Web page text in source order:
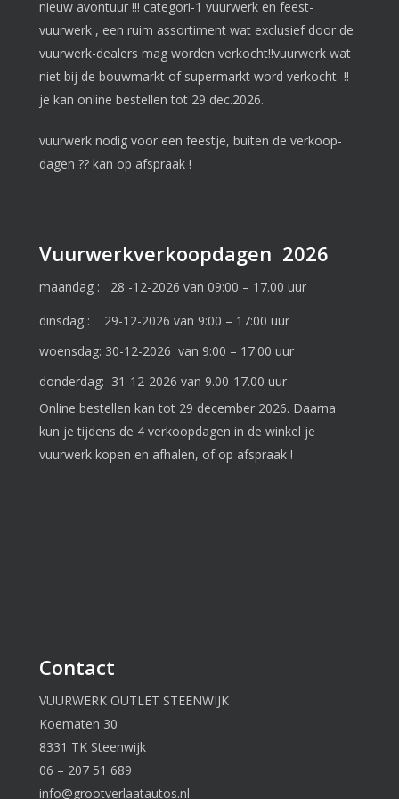
nieuw avontuur !!! categori-1 vuurwerk en feest-
vuurwerk , een ruim assortiment wat exclusief door de
vuurwerk-dealers mag worden verkocht!!vuurwerk wat
niet bij de bouwmarkt of supermarkt word verkocht !!
je kan online bestellen tot 29 dec.2026.
vuurwerk nodig voor een feestje, buiten de verkoop-
dagen ?? kan op afspraak !
Vuurwerkverkoopdagen 2026
maandag : 28 -12-2026 van 09:00 – 17.00 uur
dinsdag : 29-12-2026 van 9:00 – 17:00 uur
woensdag: 30-12-2026 van 9:00 – 17:00 uur
donderdag: 31-12-2026 van 9.00-17.00 uur
Online bestellen kan tot 29 december 2026. Daarna
kun je tijdens de 4 verkoopdagen in de winkel je
vuurwerk kopen en afhalen, of op afspraak !
Contact
VUURWERK OUTLET STEENWIJK
Koematen 30
8331 TK Steenwijk
06 – 207 51 689
info@grootverlaatautos.nl